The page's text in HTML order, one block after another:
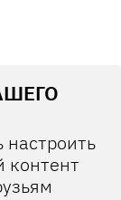
настроить
контент